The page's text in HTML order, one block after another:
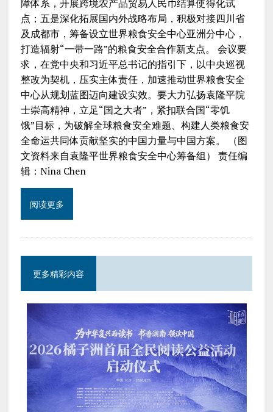
障体系，开展跨境农产品贸易人民币结算使得化试
点；五是深化拓展国内外战略布局，积极对接四川省
及成都市，筹备设立世界粮食安全中心亚洲分中心，
打造辐射“一带一路”的粮食安全合作新支点。 会议要
求，在党中央和习近平总书记的指引下，以中央巡视
整改为契机，压实主体责任，加速推动世界粮食安全
中心从规划蓝图迈向建设实效。要大力弘扬袁隆平院
士崇高精神，立足“国之大者”，紧扣联合国“零饥
饿”目标，为破解全球粮食安全难题、构建人类粮食安
全命运共同体贡献坚实的中国力量与中国方案。 （图
文资料来自袁隆平世界粮食安全中心筹备组） 责任编
辑：Nina Chen
阅读更多
更多精彩内容